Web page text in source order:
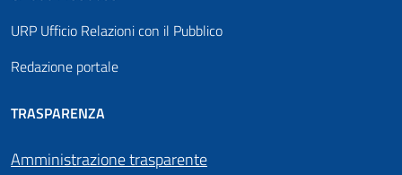
URP Ufficio Relazioni con il Pubblico
Redazione portale
TRASPARENZA
Amministrazione trasparente